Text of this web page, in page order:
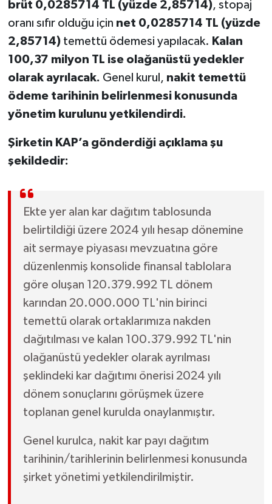
brüt 0,0285714 TL (yüzde 2,85714), stopaj
oranı sıfır olduğu için net 0,0285714 TL (yüzde
2,85714)temettü ödemesi yapılacak. Kalan
100,37 milyon TL ise olağanüstü yedekler
olarak ayrılacak. Genel kurul, nakit temettü
ödeme tarihinin belirlenmesi konusunda
yönetim kurulunu yetkilendirdi.
Şirketin KAP’a gönderdiği açıklama şu
şekildedir:
Ekte yer alan kar dağıtım tablosunda
belirtildiği üzere 2024 yılı hesap dönemine
ait sermaye piyasası mevzuatına göre
düzenlenmiş konsolide finansal tablolara
göre oluşan 120.379.992 TL dönem
karından 20.000.000 TL'nin birinci
temettü olarak ortaklarımıza nakden
dağıtılması ve kalan 100.379.992 TL'nin
olağanüstü yedekler olarak ayrılması
şeklindeki kar dağıtımı önerisi 2024 yılı
dönem sonuçlarını görüşmek üzere
toplanan genel kurulda onaylanmıştır.
Genel kurulca, nakit kar payı dağıtım
tarihinin/tarihlerinin belirlenmesi konusunda
şirket yönetimi yetkilendirilmiştir.